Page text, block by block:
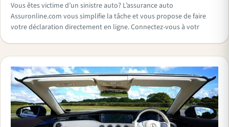
Vous êtes victime d’un sinistre auto? L’assurance auto
Assuronline.com vous simplifie la tâche et vous propose de faire
votre déclaration directement en ligne. Connectez-vous à votr